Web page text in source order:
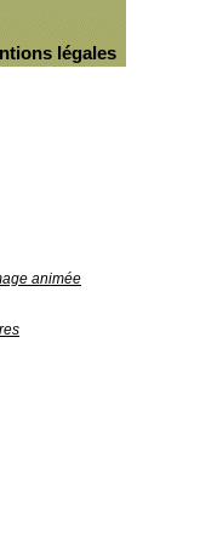
légales
animée